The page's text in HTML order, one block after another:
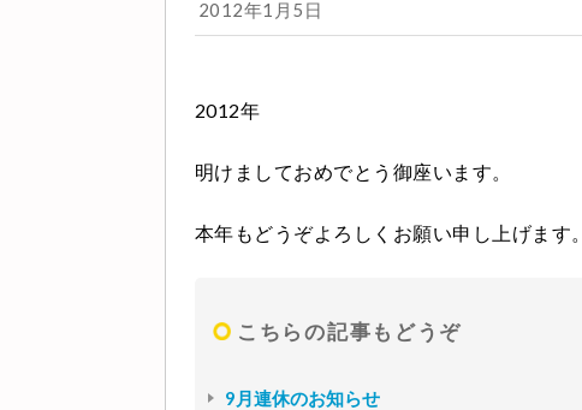
2012年1月5日
2012年
明けましておめでとう御座います。
本年もどうぞよろしくお願い申し上げます。
こちらの記事もどうぞ
9月連休のお知らせ